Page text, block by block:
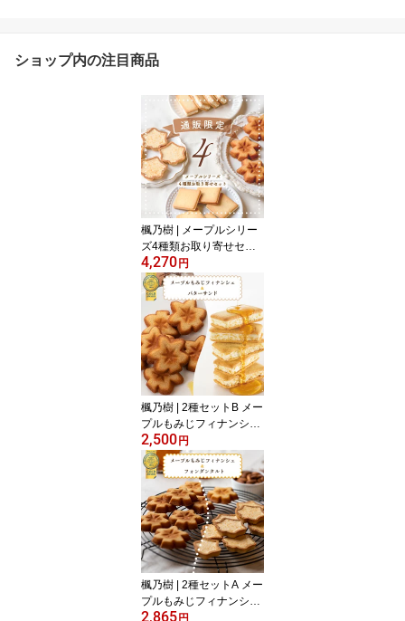
ショップ内の注目商品
楓乃樹 | メープルシリー
ズ4種類お取り寄せセッ
ト ( タルト フィナンシェ
バターサンド ラングドシ
ャ ) [ 広島 お取り寄せス
イーツ 送料無料 贈り物
プレゼント 焼き菓子 メ
ープル クッキー お土産
お祝い kaedenoki ]
4,270円
楓乃樹 | 2種セットB メー
プルもみじフィナンシェ
(8個入) ＆ メープルバタ
ーサンド(10個入) のセッ
ト [ 広島 お取り寄せスイ
ーツ 贈り物 プレゼント
焼き菓子 バター メープ
ル クッキー お土産 お祝
い フィナンシェ kaeden
oki ]
2,500円
楓乃樹 | 2種セットA メー
プルもみじフィナンシェ
(8個入) ＆ メープルもみ
2,865円